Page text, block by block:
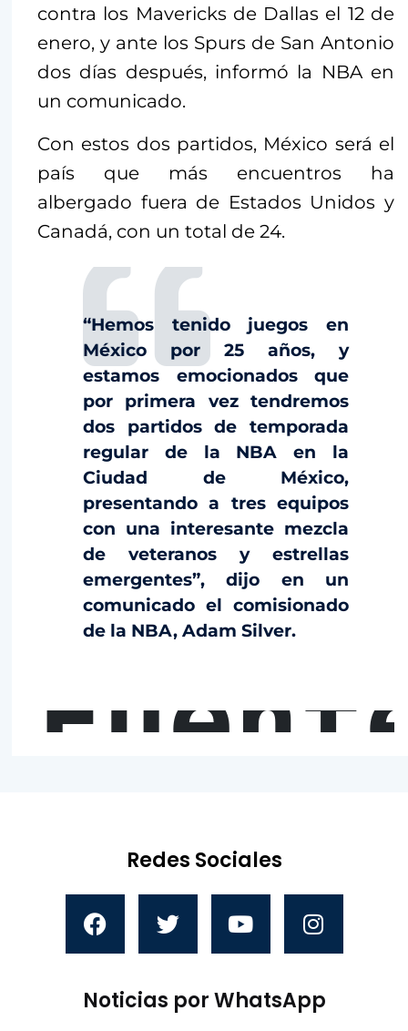
contra los Mavericks de Dallas el 12 de
enero, y ante los Spurs de San Antonio
dos días después, informó la NBA en
un comunicado.
Con estos dos partidos, México será el
país que más encuentros ha
albergado fuera de Estados Unidos y
Canadá, con un total de 24.
“Hemos tenido juegos en
México por 25 años, y
estamos emocionados que
por primera vez tendremos
dos partidos de temporada
regular de la NBA en la
Ciudad de México,
presentando a tres equipos
con una interesante mezcla
de veteranos y estrellas
emergentes”, dijo en un
comunicado el comisionado
de la NBA, Adam Silver.
Redes Sociales
Noticias por WhatsApp